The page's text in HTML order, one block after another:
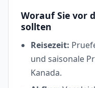
Worauf Sie vor
sollten
Reisezeit:
und saisonale
Kanada.